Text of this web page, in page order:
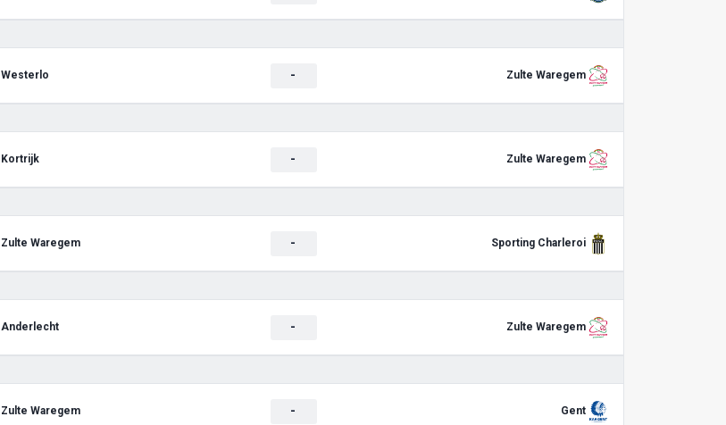
Westerlo - Zulte Waregem
Kortrijk - Zulte Waregem
Zulte Waregem - Sporting Charleroi
Anderlecht - Zulte Waregem
Zulte Waregem - Gent